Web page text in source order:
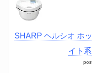
SHARP ヘルシオ ホ
イト